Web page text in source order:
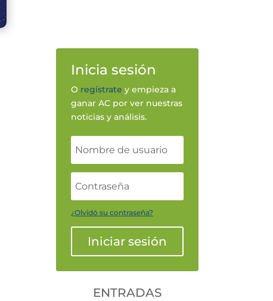
Inicia sesión
O regístrate y empieza a
ganar AC por ver nuestras
noticias y análisis.
¿Olvidó su contraseña?
Iniciar sesión
ENTRADAS